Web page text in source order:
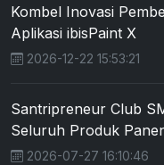
Kombel Inovasi
Aplikasi ibisPaint X
2026-12-22 15:53:21
Santripreneur Club
Seluruh Produk
2026-07-27 16:10:46